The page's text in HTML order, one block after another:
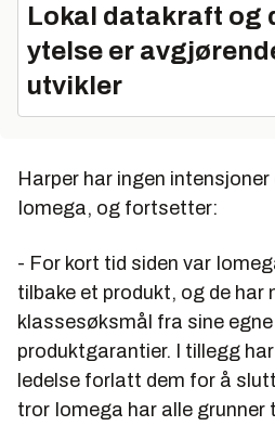
Lokal datakraft og
ytelse er
utvikler
Harper har ingen
Iomega, og fortsetter:
- For kort tid siden var
tilbake et produkt, og de
klassesøksmål fra sine
produktgarantier. I tillegg
ledelse forlatt dem for å
tror Iomega har alle